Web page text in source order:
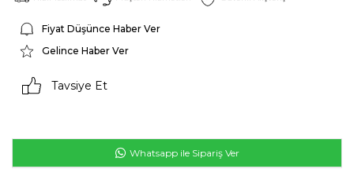
Fiyat Düşünce Haber Ver
Gelince Haber Ver
Tavsiye Et
Whatsapp ile Sipariş Ver